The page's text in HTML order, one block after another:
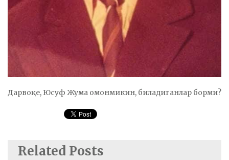
Дарвоқе, Юсуф Жума омонмикин, биладиганлар борми?
Related Posts